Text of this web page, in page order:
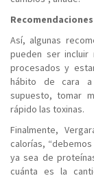
Así, algunas
pueden ser
procesados y
hábito de cara
supuesto, tomar
rápido las toxinas.
Finalmente,
calorías,
ya sea de
cuánta es la